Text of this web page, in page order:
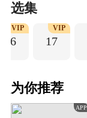
选集
16
VIP
17
VIP
为你推荐
APP